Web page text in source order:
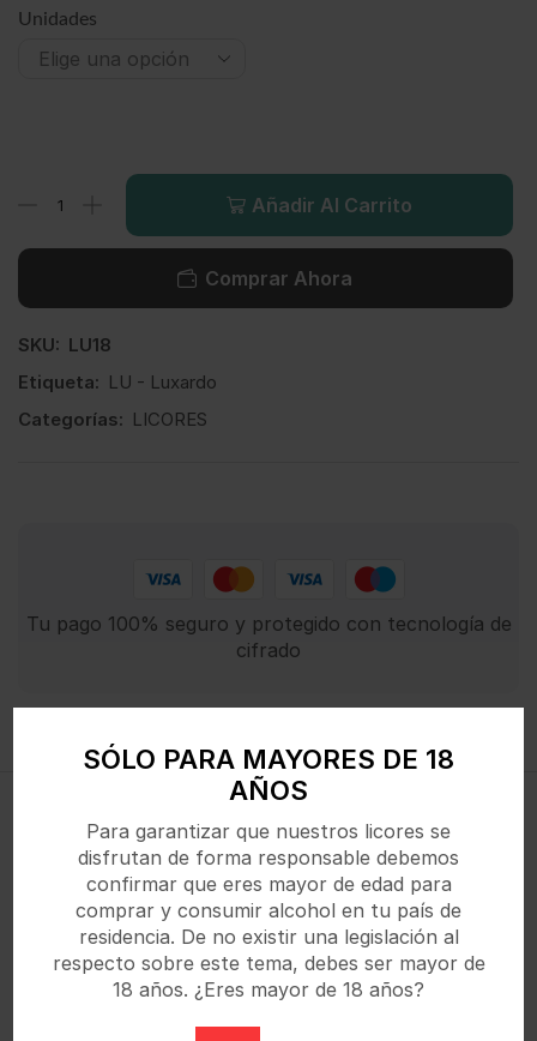
SÓLO PARA MAYORES DE 18
AÑOS
Para garantizar que nuestros licores se
disfrutan de forma responsable debemos
confirmar que eres mayor de edad para
comprar y consumir alcohol en tu país de
residencia. De no existir una legislación al
respecto sobre este tema, debes ser mayor de
18 años. ¿Eres mayor de 18 años?
Unidades
Añadir Al Carrito
Comprar Ahora
SKU: LU18
Etiqueta: LU - Luxardo
Categorías: LICORES
Tu pago 100% seguro y protegido con tecnología de
cifrado
Descripción
intenso, sin colorantes
Productos Relacionados